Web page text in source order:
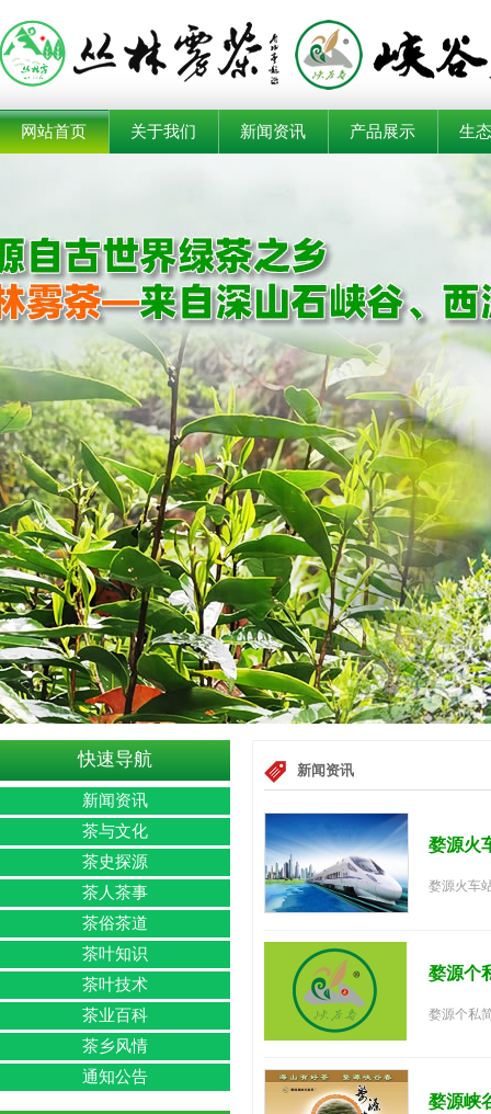
网站首页 关于我们 新闻资讯 产品展示 生
快速导航
新闻资讯
茶与文化
茶史探源
茶人茶事
茶俗茶道
茶叶知识
茶叶技术
茶业百科
茶乡风情
通知公告
新闻资讯
婺源火
婺源火车
婺源个
婺源个私
婺源峡